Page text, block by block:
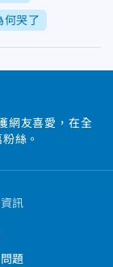
何哭了
網友喜愛，在全
絲。
訊
題